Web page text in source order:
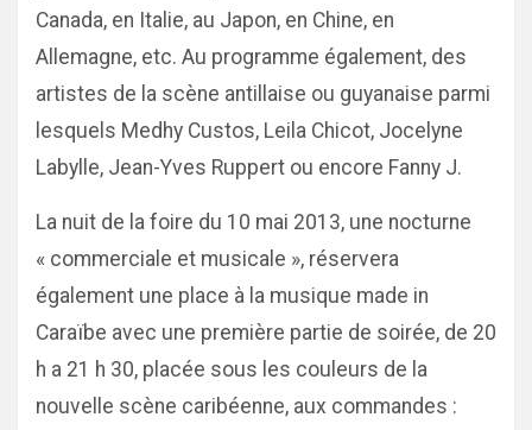
Canada, en Italie, au Japon, en Chine, en
Allemagne, etc. Au programme également, des
artistes de la scène antillaise ou guyanaise parmi
lesquels Medhy Custos, Leila Chicot, Jocelyne
Labylle, Jean-Yves Ruppert ou encore Fanny J.
La nuit de la foire du 10 mai 2013, une nocturne
« commerciale et musicale », réservera
également une place à la musique made in
Caraïbe avec une première partie de soirée, de 20
h a 21 h 30, placée sous les couleurs de la
nouvelle scène caribéenne, aux commandes :